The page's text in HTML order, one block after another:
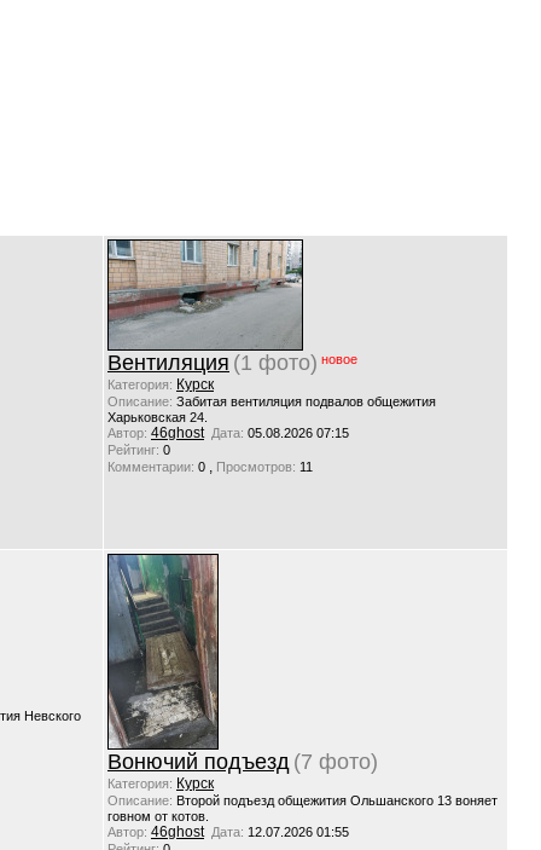
Вентиляция (1 фото) новое
Категория: Курск
Описание: Забитая вентиляция подвалов общежития
Харьковская 24.
Автор: 46ghost Дата: 05.08.2026 07:15
Рейтинг: 0
Комментарии: 0 , Просмотров: 11
Невского
Вонючий подъезд (7 фото)
Категория: Курск
Описание: Второй подъезд общежития Ольшанского 13 воняет
говном от котов.
Автор: 46ghost Дата: 12.07.2026 01:55